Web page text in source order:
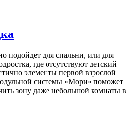
подойдет для спальни, или для
где отсутствуют детский
элементы первой взрослой
системы «Мори» поможет
зону даже небольшой комнаты в